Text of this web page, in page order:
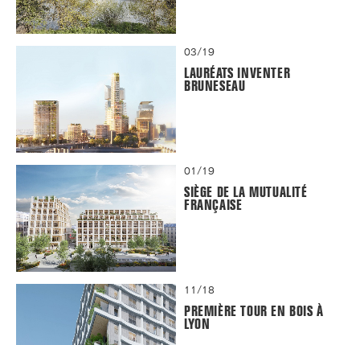
03/19
LAURÉATS INVENTER
BRUNESEAU
01/19
SIÈGE DE LA MUTUALITÉ
FRANÇAISE
11/18
PREMIÈRE TOUR EN BOIS À
LYON